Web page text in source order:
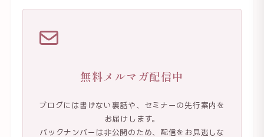
無料メルマガ配信中
ブログには書けない裏話や、セミナーの先行案内を
お届けします。
バックナンバーは非公開のため、配信をお見逃しな